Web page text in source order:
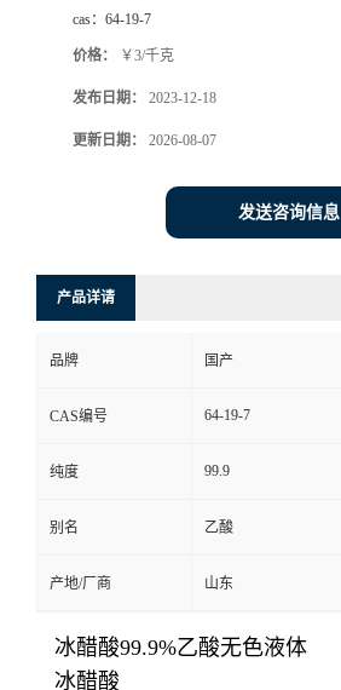
cas： 64-19-7
价格： ￥3/千克
发布日期： 2023-12-18
更新日期： 2026-08-07
发送咨询信息
产品详请
品牌 国产
CAS编号 64-19-7
纯度 99.9
别名 乙酸
产地/厂商 山东
冰醋酸99.9%乙酸无色液体
冰醋酸